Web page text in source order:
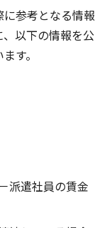
参考となる情報
以下の情報を公
す。
派遣社員の賃金